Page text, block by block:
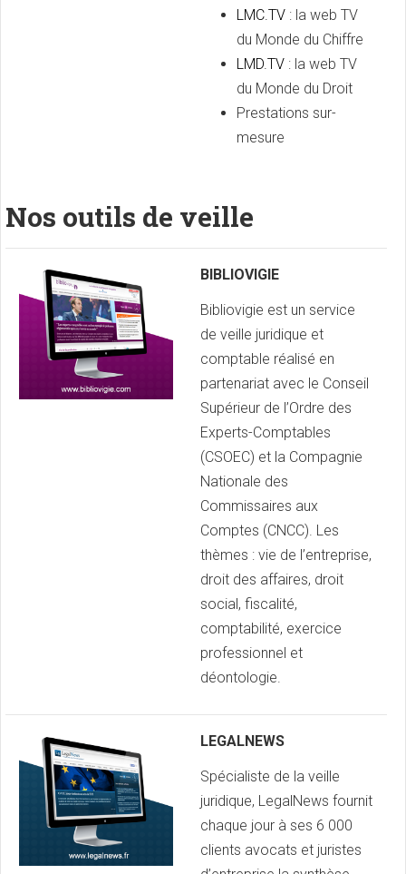
LMC.TV : la web TV
du Monde du Chiffre
LMD.TV : la web TV
du Monde du Droit
Prestations sur-
mesure
Nos outils de veille
BIBLIOVIGIE
Bibliovigie est un service
de veille juridique et
comptable réalisé en
partenariat avec le Conseil
Supérieur de l’Ordre des
Experts-Comptables
(CSOEC) et la Compagnie
Nationale des
Commissaires aux
Comptes (CNCC). Les
thèmes : vie de l’entreprise,
droit des affaires, droit
social, fiscalité,
comptabilité, exercice
professionnel et
déontologie.
LEGALNEWS
Spécialiste de la veille
juridique, LegalNews fournit
chaque jour à ses 6 000
clients avocats et juristes